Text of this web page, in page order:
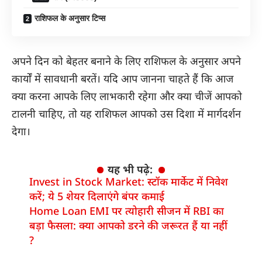
राशिफल के अनुसार टिप्स
अपने दिन को बेहतर बनाने के लिए राशिफल के अनुसार अपने
कार्यों में सावधानी बरतें। यदि आप जानना चाहते हैं कि आज
क्या करना आपके लिए लाभकारी रहेगा और क्या चीजें आपको
टालनी चाहिए, तो यह राशिफल आपको उस दिशा में मार्गदर्शन
देगा।
यह भी पढ़े:
Invest in Stock Market: स्टॉक मार्केट में निवेश
करें; ये 5 शेयर दिलाएंगे बंपर कमाई
Home Loan EMI पर त्योहारी सीजन में RBI का
बड़ा फैसला: क्या आपको डरने की जरूरत हैं या नहीं
?